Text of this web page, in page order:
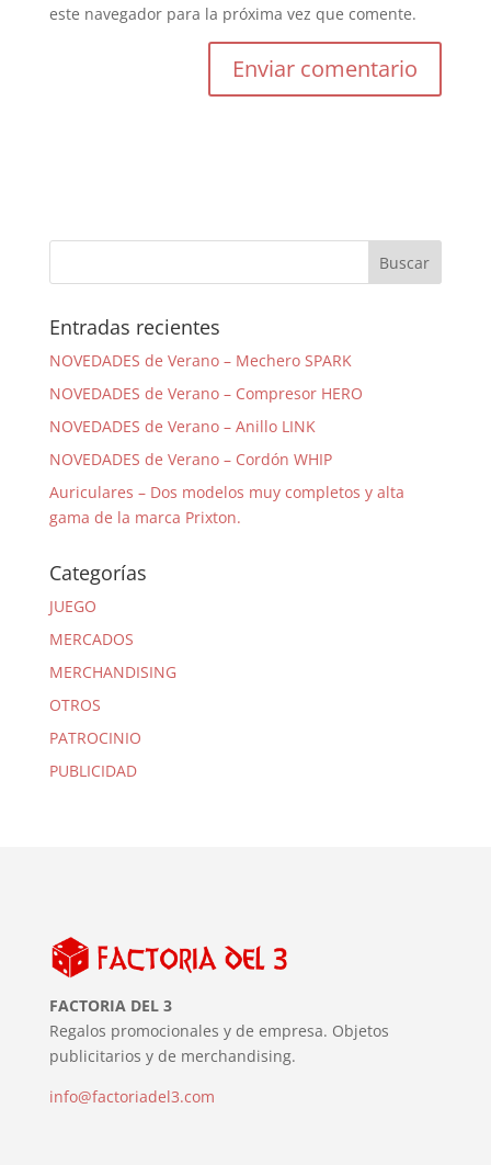
este navegador para la próxima vez que comente.
Entradas recientes
NOVEDADES de Verano – Mechero SPARK
NOVEDADES de Verano – Compresor HERO
NOVEDADES de Verano – Anillo LINK
NOVEDADES de Verano – Cordón WHIP
Auriculares – Dos modelos muy completos y alta
gama de la marca Prixton.
Categorías
JUEGO
MERCADOS
MERCHANDISING
OTROS
PATROCINIO
PUBLICIDAD
FACTORIA DEL 3
Regalos promocionales y de empresa. Objetos
publicitarios y de merchandising.
info@factoriadel3.com